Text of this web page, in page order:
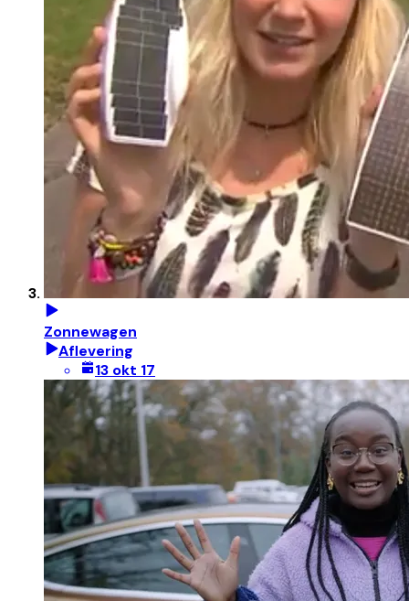
Zonnewagen
Aflevering
13 okt 17